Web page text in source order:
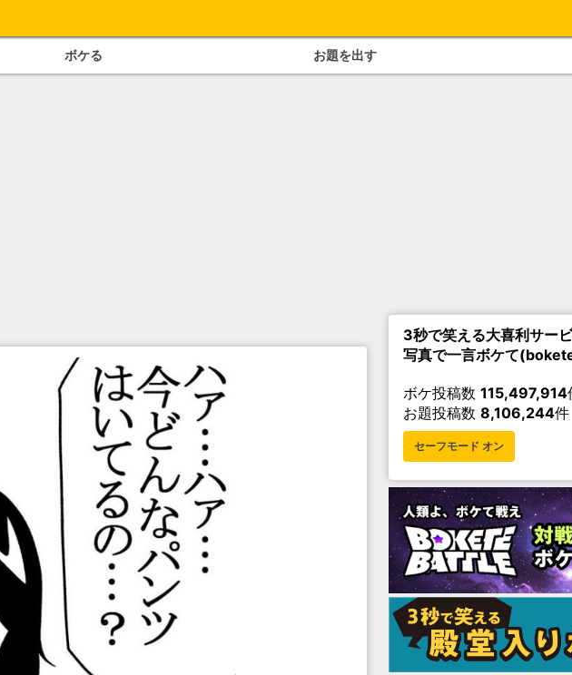
ボケる お題を出す
3秒で笑える大喜利サー
写真で一言ボケて
ボケ投稿数 115,497,914
お題投稿数 8,106,244件
セーフモード オン